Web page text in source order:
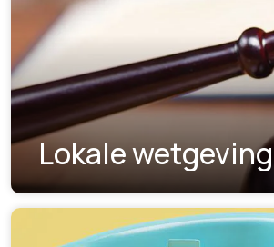
Lokale wetgeving